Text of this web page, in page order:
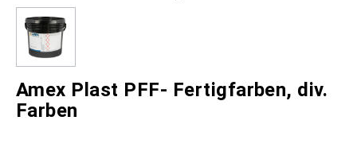
Amex Plast PFF- Fertigfarben, div.
Farben